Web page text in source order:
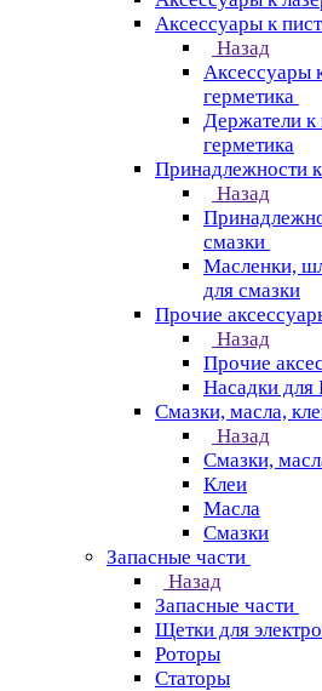
Аксессуары к
Назад
Аксессуары
герметика
Держатели к
герметика
Принадлежности
Назад
смазки
Масленки,
для смазки
Прочие
Назад
Прочие
Насадки
Смазки, масла,
Назад
Смазки,
Клеи
Масла
Смазки
Запасные части
Назад
Запасные части
Щетки для
Роторы
Статоры